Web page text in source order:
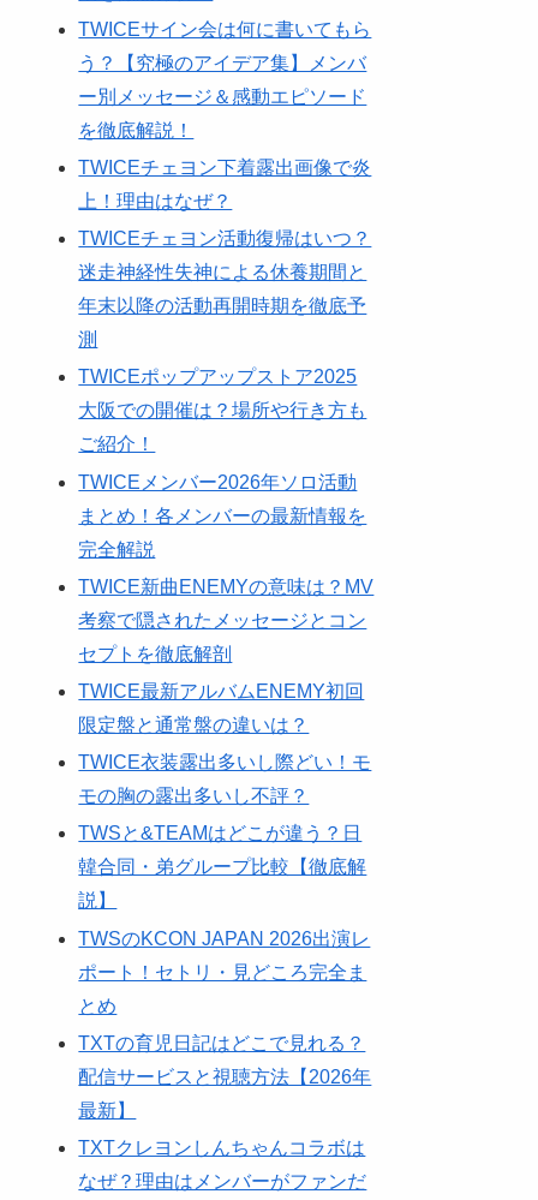
TWICEサイン会は何に書いてもら
う？【究極のアイデア集】メンバ
ー別メッセージ＆感動エピソード
を徹底解説！
TWICEチェヨン下着露出画像で炎
上！理由はなぜ？
TWICEチェヨン活動復帰はいつ？
迷走神経性失神による休養期間と
年末以降の活動再開時期を徹底予
測
TWICEポップアップストア2025
大阪での開催は？場所や行き方も
ご紹介！
TWICEメンバー2026年ソロ活動
まとめ！各メンバーの最新情報を
完全解説
TWICE新曲ENEMYの意味は？MV
考察で隠されたメッセージとコン
セプトを徹底解剖
TWICE最新アルバムENEMY初回
限定盤と通常盤の違いは？
TWICE衣装露出多いし際どい！モ
モの胸の露出多いし不評？
TWSと&TEAMはどこが違う？日
韓合同・弟グループ比較【徹底解
説】
TWSのKCON JAPAN 2026出演レ
ポート！セトリ・見どころ完全ま
とめ
TXTの育児日記はどこで見れる？
配信サービスと視聴方法【2026年
最新】
TXTクレヨンしんちゃんコラボは
なぜ？理由はメンバーがファンだ